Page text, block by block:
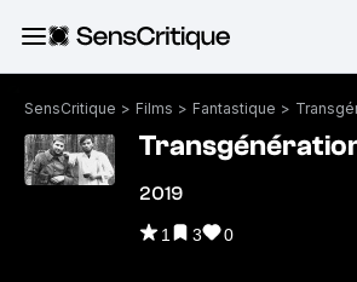
SensCritique > Films > Fantastique >
2019
1 3 0